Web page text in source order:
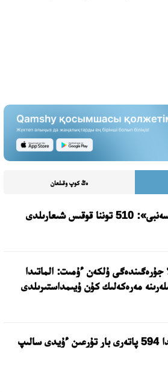
ەڭ كوپ وقىلعان
شىعارىلدى
جۇرەگىندەگى ۇلكەن ءۇمىت: الماتىدا
مەرەكەلىك كۇن ۇيىمداستىرىلدى
قالقامان-2 شاعىن اۋدانىندا 594 پاتەرى بار تۇرعىن ءۇيدى سالىپ